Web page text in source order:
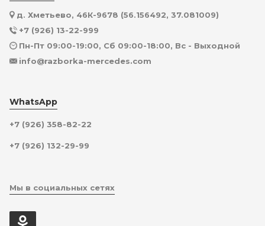
д. Хметьево, 46К-9678 (56.156492, 37.081009)
+7 (926) 13-22-999
Пн-Пт 09:00-19:00, Сб 09:00-18:00, Вс - Выходной
info@razborka-mercedes.com
WhatsApp
+7 (926) 358-82-22
+7 (926) 132-29-99
Мы в социальных сетях